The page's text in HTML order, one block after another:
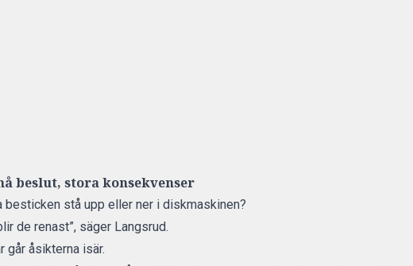
beslut, stora konsekvenser
besticken stå upp eller ner i diskmaskinen?
de renast”, säger Langsrud.
går åsikterna isär.